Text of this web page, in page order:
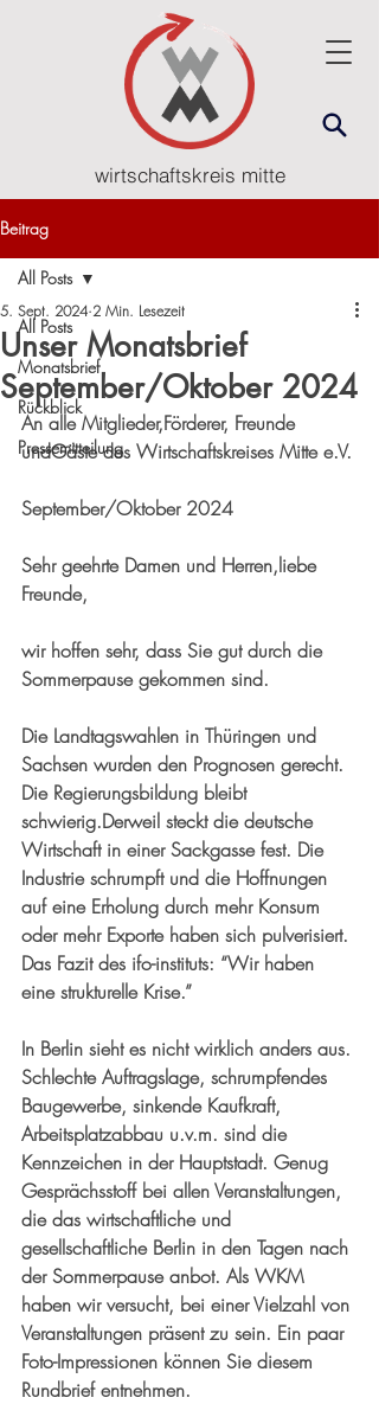
wirtschaftskreis mitte
Beitrag
All Posts
Monatsbrief
Rückblick
Pressemitteilung
All Posts
Unser Monatsbrief
September/Oktober 2024
5. Sept. 2024 2 Min. Lesezeit
An alle Mitglieder,Förderer, Freunde
undGäste des Wirtschaftskreises Mitte e.V.
September/Oktober 2024
Sehr geehrte Damen und Herren,liebe
Freunde,
wir hoffen sehr, dass Sie gut durch die
Sommerpause gekommen sind.
Die Landtagswahlen in Thüringen und
Sachsen wurden den Prognosen gerecht.
Die Regierungsbildung bleibt
schwierig.Derweil steckt die deutsche
Wirtschaft in einer Sackgasse fest. Die
Industrie schrumpft und die Hoffnungen
auf eine Erholung durch mehr Konsum
oder mehr Exporte haben sich pulverisiert.
Das Fazit des ifo-instituts: “Wir haben
eine strukturelle Krise.”
In Berlin sieht es nicht wirklich anders aus.
Schlechte Auftragslage, schrumpfendes
Baugewerbe, sinkende Kaufkraft,
Arbeitsplatzabbau u.v.m. sind die
Kennzeichen in der Hauptstadt. Genug
Gesprächsstoff bei allen Veranstaltungen,
die das wirtschaftliche und
gesellschaftliche Berlin in den Tagen nach
der Sommerpause anbot. Als WKM
haben wir versucht, bei einer Vielzahl von
Veranstaltungen präsent zu sein. Ein paar
Foto-Impressionen können Sie diesem
Rundbrief entnehmen.